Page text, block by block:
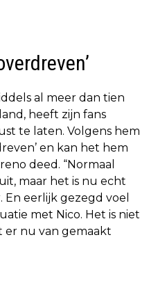
al meer dan tien
heeft zijn fans
te laten. Volgens hem
en kan het hem
deed. “Normaal
maar het is nu echt
En eerlijk gezegd voel
met Nico. Het is niet
er nu van gemaakt